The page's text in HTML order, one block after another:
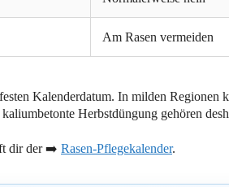
Am Rasen vermeiden
Kalenderdatum. In milden
Herbstdüngung gehören
dir der ➡️ Rasen-Pflegekalender.